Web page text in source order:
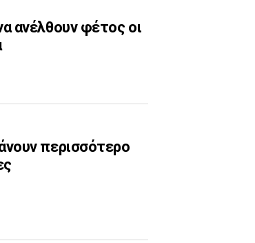
ανέλθουν φέτος οι
περισσότερο